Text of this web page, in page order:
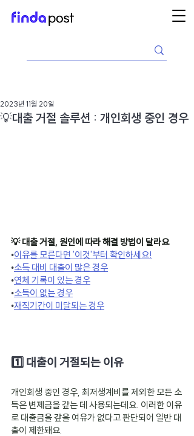
💡대출 거절 솔루션 : 개인회생 중인 경우
2023년 11월 20일
💡 대출 거절, 원인에 따라 해결 방법이 달라요
•이유를 모른다면 '이것'부터 확인하세요!
•소득 대비 대출이 많은 경우
•연체 기록이 있는 경우
•소득이 없는 경우
•재직기간이 미달되는 경우
1️⃣ 대출이 거절되는 이유
개인회생 중인 경우, 최저생계비를 제외한 모든 소
득은 변제금을 갚는 데 사용되는데요. 이러한 이유
로 대출금을 갚을 여유가 없다고 판단되어 일반 대
출이 제한돼요.